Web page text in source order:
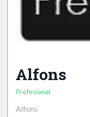
Alfons
Profesional
Alfons